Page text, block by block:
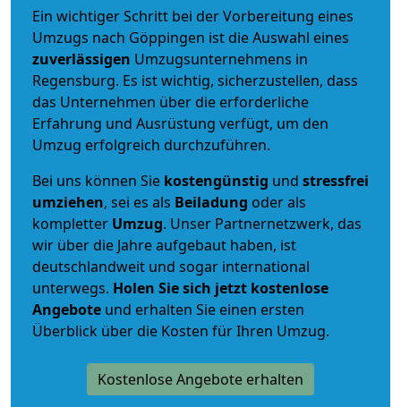
Ein wichtiger Schritt bei der Vorbereitung eines
Umzugs nach Göppingen ist die Auswahl eines
zuverlässigen Umzugsunternehmens in
Regensburg. Es ist wichtig, sicherzustellen, dass
das Unternehmen über die erforderliche
Erfahrung und Ausrüstung verfügt, um den
Umzug erfolgreich durchzuführen.
Bei uns können Sie kostengünstig und stressfrei
umziehen, sei es als Beiladung oder als
kompletter Umzug. Unser Partnernetzwerk, das
wir über die Jahre aufgebaut haben, ist
deutschlandweit und sogar international
unterwegs. Holen Sie sich jetzt kostenlose
Angebote und erhalten Sie einen ersten
Überblick über die Kosten für Ihren Umzug.
Kostenlose Angebote erhalten